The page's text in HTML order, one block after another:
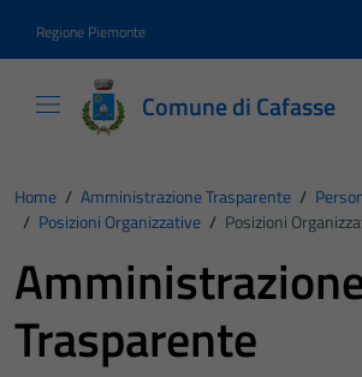
Regione Piemonte
Comune di Cafasse
Home / Amministrazione Trasparente /
/ Posizioni Organizzative / Posizioni
Trasparente